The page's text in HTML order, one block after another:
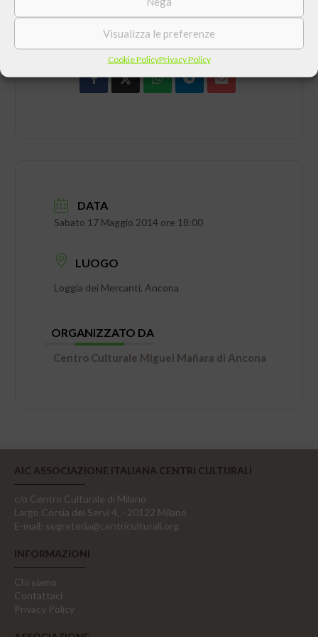
Visualizza le preferenze
Cookie PolicyPrivacy Policy
CONDIVIDI QUESTO EVENTO
DATA
Sabato 17 Maggio 2014 ore 18:00
LUOGO
Loggia dei Mercanti, Ancona
ORGANIZZATO DA
Centro Culturale Miguel Mañara di Ancona
AIC ASSOCIAZIONE ITALIANA CENTRI CULTURALI
c/o Centro Culturale di Milano
Largo Corsia dei Servi 4, - 20122 Milano
E-mail: segreteria@centriculturali.org
INFORMAZIONI
Chi siamo
Contattaci
Privacy Policy